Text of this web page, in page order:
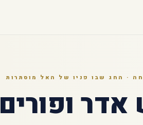
· החג שבו פניו של האל מוסתרות
ופורים